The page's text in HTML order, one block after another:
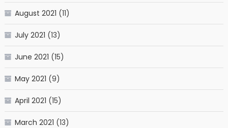
August 2021 (11)
July 2021 (13)
June 2021 (15)
May 2021 (9)
April 2021 (15)
March 2021 (13)